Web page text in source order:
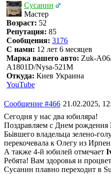
Сусанин
Мастер
Возраст: 52
Репутация: 85
Сообщения: 3176
С нами: 12 лет 6 месяцев
Марка вашего авто: Zuk-
A1801D/Nysa-521M
Откуда: Киев Украина
YouTube
Сообщение #466 21.02.2025,
Сегодня у нас два юбиляра!
Поздравляем с Днем рождения
Бьівшего владельца зелено-
перекочевала к Олегу из
А также 4-й юбилей отмечает
Ребята! Вам здоровья и
Сусанин плавно переходит в